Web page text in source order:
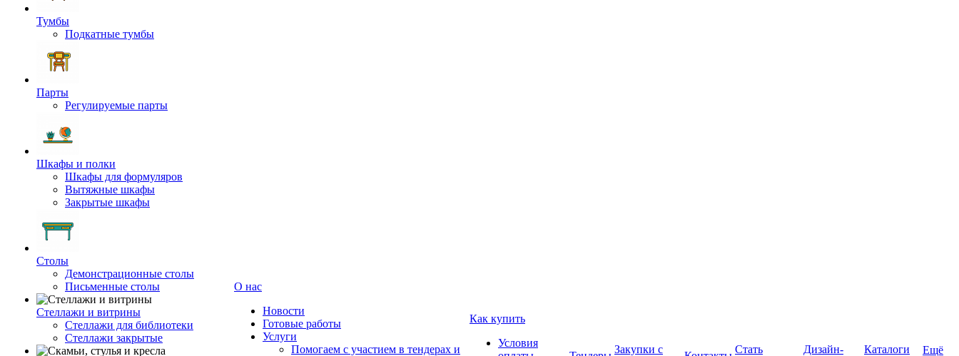
Тумбы
Подкатные тумбы
Парты
Регулируемые парты
Шкафы и полки
Шкафы для формуляров
Вытяжные шкафы
Закрытые шкафы
Столы
Демонстрационные столы
Письменные столы
Стеллажи и витрины
Стеллажи для библиотеки
Стеллажи закрытые
О нас
Новости
Готовые работы
Услуги
Помогаем с участием в тендерах и
Как купить
Условия
Закупки с
Стать
Дизайн-
Каталоги
Ещё